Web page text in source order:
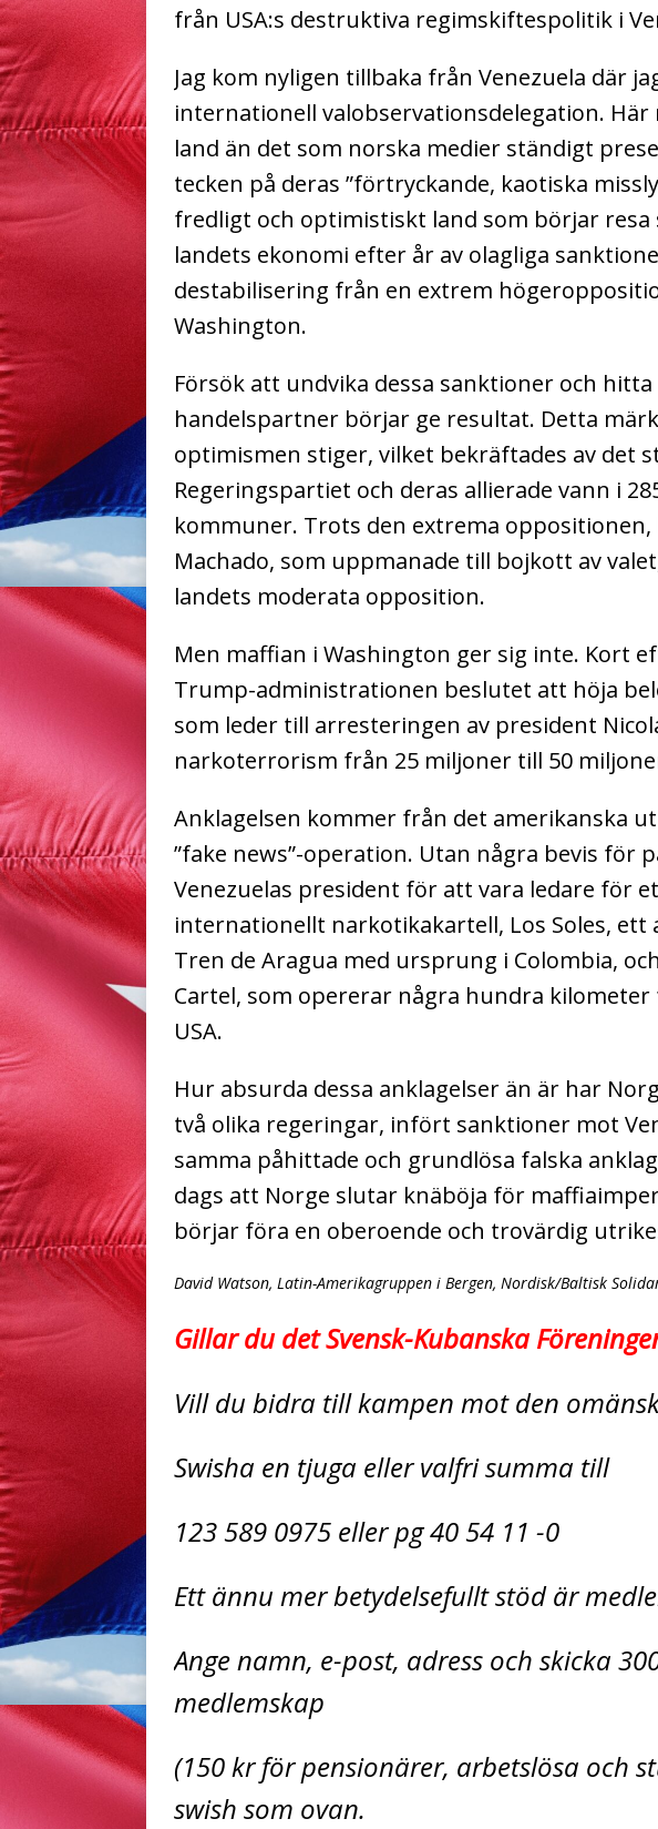
från USA:s destruktiva regimskiftespolitik i
Jag kom nyligen tillbaka från Venezuela där
internationell valobservationsdelegation.
land än det som norska medier ständigt
tecken på deras ”förtryckande, kaotiska
fredligt och optimistiskt land som börjar
landets ekonomi efter år av olagliga
destabilisering från en extrem
Washington.
Försök att undvika dessa sanktioner och
handelspartner börjar ge resultat. Detta
optimismen stiger, vilket bekräftades av det
Regeringspartiet och deras allierade vann i
kommuner. Trots den extrema oppositionen,
Machado, som uppmanade till bojkott av
landets moderata opposition.
Men maffian i Washington ger sig inte. Kort
Trump-administrationen beslutet att höja
som leder till arresteringen av president
narkoterrorism från 25 miljoner till 50
Anklagelsen kommer från det amerikanska
”fake news”-operation. Utan några bevis för
Venezuelas president för att vara ledare för
internationellt narkotikakartell, Los Soles, ett
Tren de Aragua med ursprung i Colombia,
Cartel, som opererar några hundra
USA.
Hur absurda dessa anklagelser än är har
två olika regeringar, infört sanktioner mot
samma påhittade och grundlösa falska
dags att Norge slutar knäböja för
börjar föra en oberoende och trovärdig
David Watson, Latin-Amerikagruppen i Bergen, Nordisk/Baltisk
Gillar du det Svensk-Kubanska
Vill du bidra till kampen mot den
Swisha en tjuga eller valfri summa till
123 589 0975 eller pg 40 54 11 -0
Ett ännu mer betydelsefullt stöd är
Ange namn, e-post, adress och skicka
medlemskap
(150 kr för pensionärer, arbetslösa och
swish som ovan.